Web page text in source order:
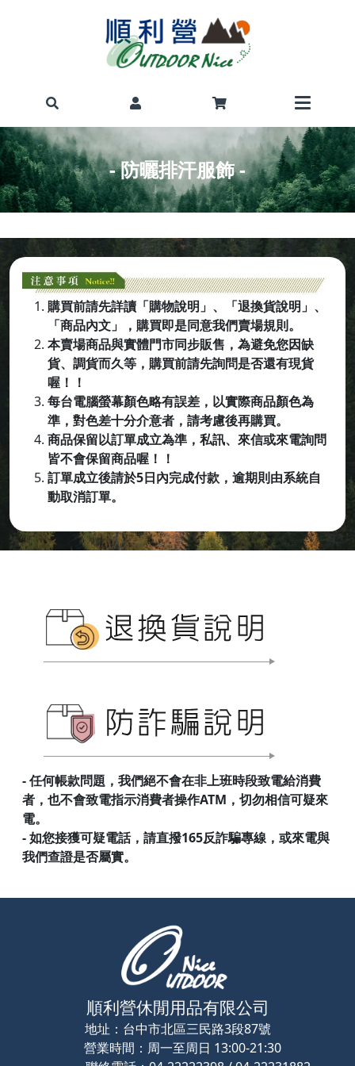
- 防曬排汗服飾 -
購買前請先詳讀「購物說明」、「退換貨說明」、
「商品內文」，購買即是同意我們賣場規則。
本賣場商品與實體門市同步販售，為避免您因缺
貨、調貨而久等，購買前請先詢問是否還有現貨
喔！！
每台電腦螢幕顏色略有誤差，以實際商品顏色為
準，對色差十分介意者，請考慮後再購買。
商品保留以訂單成立為準，私訊、來信或來電詢問
皆不會保留商品喔 ！！
訂單成立後請於5日內完成付款，逾期則由系統自
動取消訂單。
- 任何帳款問題，我們絕不會在非上班時段致電給消費
者，也不會致電指示消費者操作ATM，切勿相信可疑來
電。
- 如您接獲可疑電話，請直撥165反詐騙專線，或來電與
我們查證是否屬實。
順利營休閒用品有限公司
地址： 台中市北區三民路3段87號
營業時間： 周一至周日 13:00-21:30